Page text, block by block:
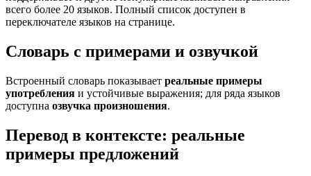
всего более 20 языков. Полный список доступен в
переключателе языков на странице.
Словарь с примерами и озвучкой
Встроенный словарь показывает реальные примеры
употребления и устойчивые выражения; для ряда языков
доступна озвучка произношения.
Перевод в контексте: реальные
примеры предложений